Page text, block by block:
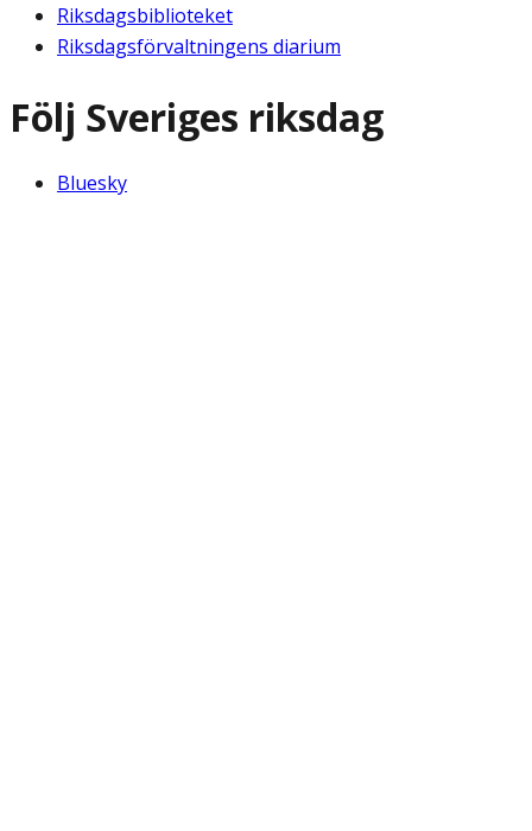
Riksdagsbiblioteket
Riksdagsförvaltningens diarium
Följ Sveriges riksdag
Bluesky